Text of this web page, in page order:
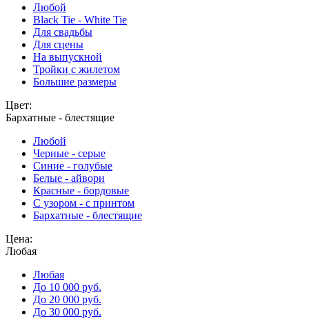
Любой
Black Tie - White Tie
Для свадьбы
Для сцены
На выпускной
Тройки с жилетом
Большие размеры
Цвет:
Бархатные - блестящие
Любой
Черные - серые
Синие - голубые
Белые - айвори
Красные - бордовые
С узором - с принтом
Бархатные - блестящие
Цена:
Любая
Любая
До 10 000 руб.
До 20 000 руб.
До 30 000 руб.